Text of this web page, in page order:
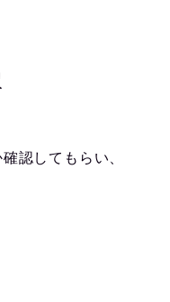
認してもらい、